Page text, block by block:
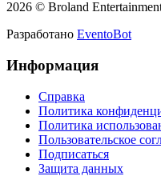
2026 © Broland
Разработано EventoBot
Информация
Справка
Политика
Политика
Пользовательское
Подписаться
Защита данных